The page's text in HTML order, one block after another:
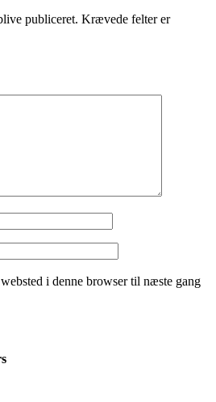
publiceret. Krævede felter er
i denne browser til næste gang